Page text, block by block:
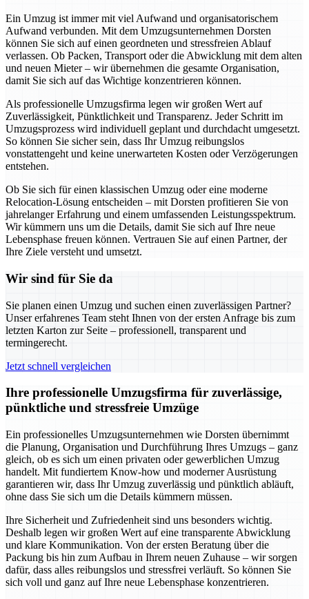
Ein Umzug ist immer mit viel Aufwand und organisatorischem
Aufwand verbunden. Mit dem Umzugsunternehmen Dorsten
können Sie sich auf einen geordneten und stressfreien Ablauf
verlassen. Ob Packen, Transport oder die Abwicklung mit dem alten
und neuen Mieter – wir übernehmen die gesamte Organisation,
damit Sie sich auf das Wichtige konzentrieren können.
Als professionelle Umzugsfirma legen wir großen Wert auf
Zuverlässigkeit, Pünktlichkeit und Transparenz. Jeder Schritt im
Umzugsprozess wird individuell geplant und durchdacht umgesetzt.
So können Sie sicher sein, dass Ihr Umzug reibungslos
vonstattengeht und keine unerwarteten Kosten oder Verzögerungen
entstehen.
Ob Sie sich für einen klassischen Umzug oder eine moderne
Relocation-Lösung entscheiden – mit Dorsten profitieren Sie von
jahrelanger Erfahrung und einem umfassenden Leistungsspektrum.
Wir kümmern uns um die Details, damit Sie sich auf Ihre neue
Lebensphase freuen können. Vertrauen Sie auf einen Partner, der
Ihre Ziele versteht und umsetzt.
Wir sind für Sie da
Sie planen einen Umzug und suchen einen zuverlässigen Partner?
Unser erfahrenes Team steht Ihnen von der ersten Anfrage bis zum
letzten Karton zur Seite – professionell, transparent und
termingerecht.
Jetzt schnell vergleichen
Ihre professionelle Umzugsfirma für zuverlässige,
pünktliche und stressfreie Umzüge
Ein professionelles Umzugsunternehmen wie Dorsten übernimmt
die Planung, Organisation und Durchführung Ihres Umzugs – ganz
gleich, ob es sich um einen privaten oder gewerblichen Umzug
handelt. Mit fundiertem Know-how und moderner Ausrüstung
garantieren wir, dass Ihr Umzug zuverlässig und pünktlich abläuft,
ohne dass Sie sich um die Details kümmern müssen.
Ihre Sicherheit und Zufriedenheit sind uns besonders wichtig.
Deshalb legen wir großen Wert auf eine transparente Abwicklung
und klare Kommunikation. Von der ersten Beratung über die
Packung bis hin zum Aufbau in Ihrem neuen Zuhause – wir sorgen
dafür, dass alles reibungslos und stressfrei verläuft. So können Sie
sich voll und ganz auf Ihre neue Lebensphase konzentrieren.